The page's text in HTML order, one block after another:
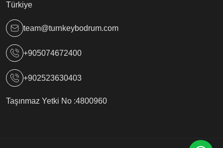
Türkiye
team@turnkeybodrum.com
+905074672400
+902523630403
Taşınmaz Yetki No :4800960